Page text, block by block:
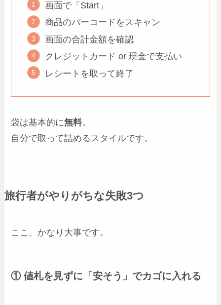
画面で「Start」
商品のバーコードをスキャン
画面の合計金額を確認
クレジットカード or 現金で支払い
レシートを取って終了
袋は基本的に無料。
自分で取って詰めるスタイルです。
旅行者がやりがちな失敗3つ
ここ、かなり大事です。
① 値札を見ずに「安そう」でカゴに入れる